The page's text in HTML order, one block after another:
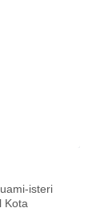
isteri
Kota